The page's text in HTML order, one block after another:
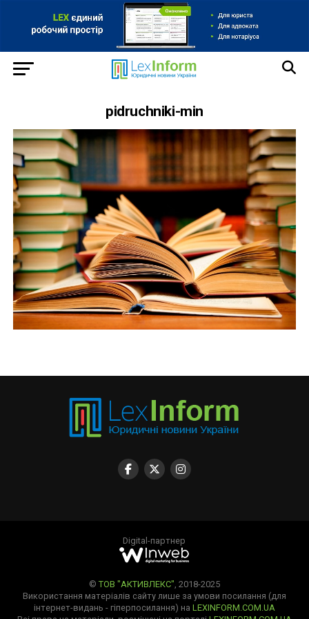
pidruchniki-min
Digital-партнер
© ТОВ "АКТИВЛЕКС" , 2018-2025
Використання матеріалів сайту лише за умови посилання (для
інтернет-видань - гіперпосилання) на LEXINFORM.COM.UA